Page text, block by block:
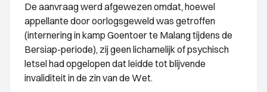
De aanvraag werd afgewezen omdat, hoewel
appellante door oorlogsgeweld was getroffen
(internering in kamp Goentoer te Malang tijdens de
Bersiap-periode), zij geen lichamelijk of psychisch
letsel had opgelopen dat leidde tot blijvende
invaliditeit in de zin van de Wet.